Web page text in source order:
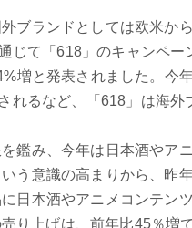
ブランドとしては欧米か
じて「618」のキャンペ
増と発表されました。
れるなど、「618」は海
鑑み、今年は日本酒やア
う意識の高まりから、昨
日本酒やアニメコンテ
り上げは、前年比45％